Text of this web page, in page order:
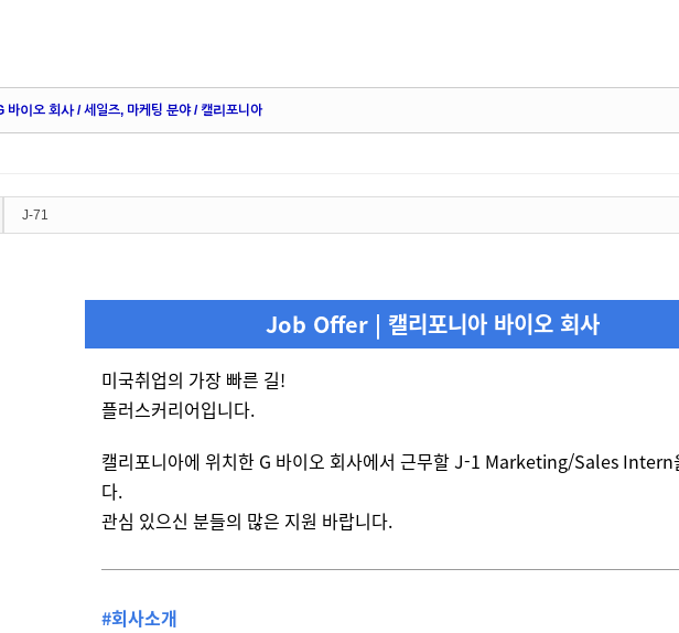
바이오 회사 / 세일즈, 마케팅 분야 / 캘리포니아
J-71
Job Offer | 캘리포니아 바이오 회사
미국취업의 가장 빠른 길!
플러스커리어입니다.
캘리포니아에 위치한 G 바이오 회사에서 근무할 J-1 Marketing/Sales Intern
다.
관심 있으신 분들의 많은 지원 바랍니다.
#회사소개